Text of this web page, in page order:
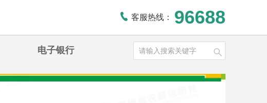
客服热线： 96688
电子银行